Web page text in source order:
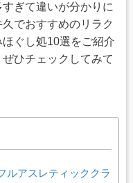
ぎて違いが分かりに
でおすすめのリラク
ぐし処10選をご紹介
ひチェックしてみて
ルアスレティッククラ